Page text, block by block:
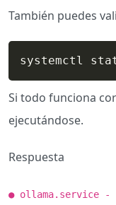
También puedes
systemctl
Si todo funciona
ejecutándose.
Respuesta
● ollama.service -